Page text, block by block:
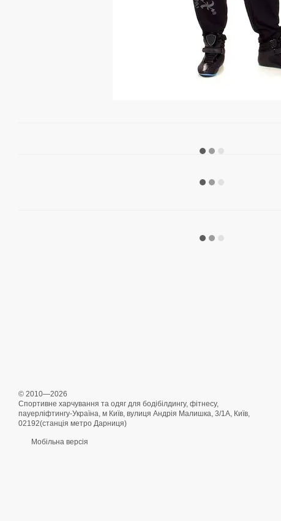
© 2010—2026
Спортивне харчування та одяг для бодібілдингу, фітнесу,
пауерліфтингу-Україна, м Київ, вулиця Андрія Малишка, 3/1А, Київ,
02192(станція метро Дарниця)
Мобільна версія